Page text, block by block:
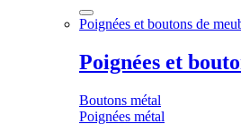
Poignées et boutons de
Poignées et
Boutons métal
Poignées métal